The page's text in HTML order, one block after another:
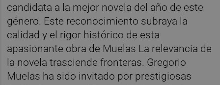
candidata a la mejor novela del año de este
género. Este reconocimiento subraya la
calidad y el rigor histórico de esta
apasionante obra de Muelas La relevancia de
la novela trasciende fronteras. Gregorio
Muelas ha sido invitado por prestigiosas